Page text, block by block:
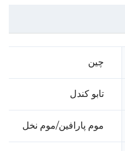
چین
تابو کندل
موم پارافین/موم نخل